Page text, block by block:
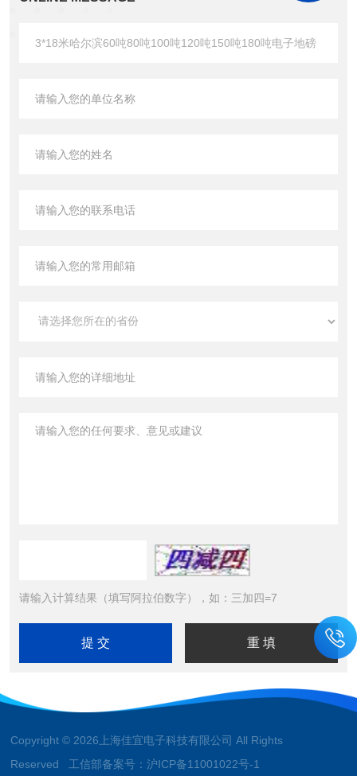
请输入计算结果（填写阿拉伯数字），如：三加四=7
Copyright © 2026上海佳宜电子科技有限公司 All Rights
Reserved 工信部备案号：沪ICP备11001022号-1